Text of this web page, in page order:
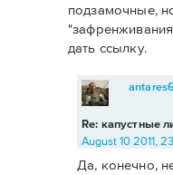
подзамочные,
дать ссылку.
Re: капустные
August 10 2011,
Да, конечно,